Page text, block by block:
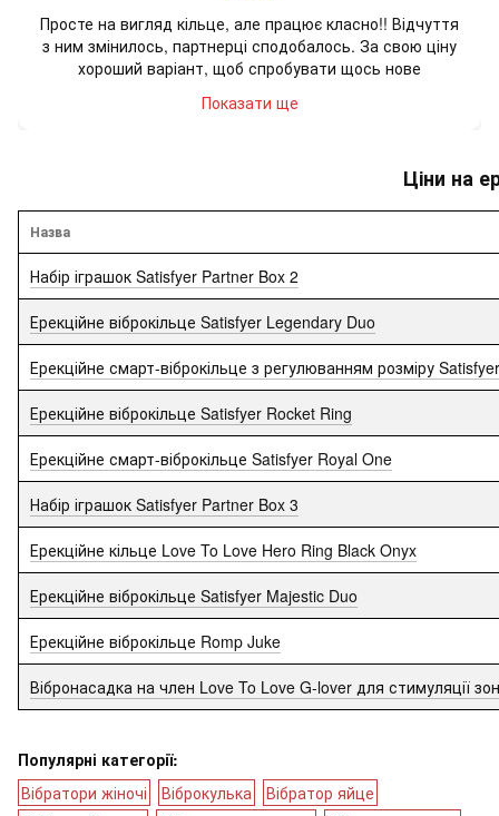
Просте на вигляд кільце, але працює класно!! Відчуття
з ним змінилось, партнерці сподобалось. За свою ціну
хороший варіант, щоб спробувати щось нове
Показати ще
Ціни на
Назва
Набір іграшок Satisfyer Partner Box 2
Ерекційне віброкільце Satisfyer Legendary Duo
Ерекційне смарт-віброкільце з регулюванням розміру
Ерекційне віброкільце Satisfyer Rocket Ring
Ерекційне смарт-віброкільце Satisfyer Royal One
Набір іграшок Satisfyer Partner Box 3
Ерекційне кільце Love To Love Hero Ring Black Onyx
Ерекційне віброкільце Satisfyer Majestic Duo
Ерекційне віброкільце Romp Juke
Вібронасадка на член Love To Love G-lover для стимуляції
Популярні категорії:
Вібратори жіночі
Віброкулька
Вібратор яйце